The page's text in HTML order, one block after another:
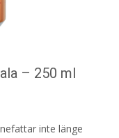
– 250 ml
inte länge